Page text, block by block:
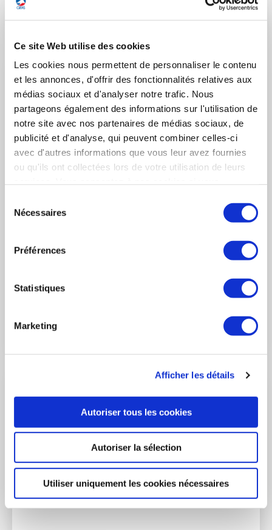
Ce site Web utilise des cookies
Les cookies nous permettent de personnaliser le contenu
et les annonces, d'offrir des fonctionnalités relatives aux
médias sociaux et d'analyser notre trafic. Nous
partageons également des informations sur l'utilisation de
notre site avec nos partenaires de médias sociaux, de
publicité et d'analyse, qui peuvent combiner celles-ci
avec d'autres informations que vous leur avez fournies
ou qu'ils ont collectées lors de votre utilisation de leurs
Nécessaires
Préférences
Statistiques
Marketing
Afficher les détails
Autoriser tous les cookies
Autoriser la sélection
Utiliser uniquement les cookies nécessaires
LIRE L'ACTUALITÉ
5 janvier 2023
Voeux 2023 du Président du GIFAS à la Presse
Retrouvez la vidéo du Président du GIFAS, Guillaume Faury,
présentant ses vœux à la Presse.
LIRE L'ACTUALITÉ